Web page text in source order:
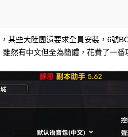
某些大陸團還要求全員安裝，6號
然有中文但全為簡體，花費了一番